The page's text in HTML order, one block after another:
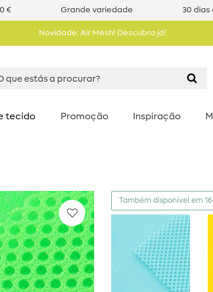
€ Grande variedade 30
Novidade: Air Mesh! Descubra já!
tecido Promoção Inspiração
Também disponível em